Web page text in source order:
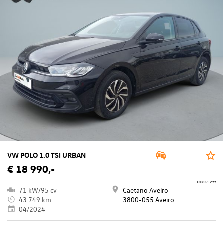
VW POLO 1.0 TSI URBAN
€ 18 990,-
71 kW/95 cv
43 749 km
04/2024
Caetano Aveiro
3800-055 Aveiro
13083/1299